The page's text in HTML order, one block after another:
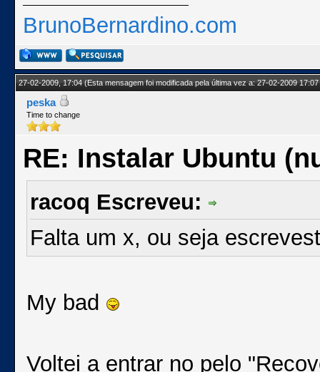
BrunoBernardino.com
27-02-2009, 17:04(Esta mensagem foi modificada pela última vez a: 27-02-2009
peska
Time to change
RE: Instalar Ubuntu
racoq Escreveu:
Falta um x, ou seja
My bad
Voltei a entrar no pelo